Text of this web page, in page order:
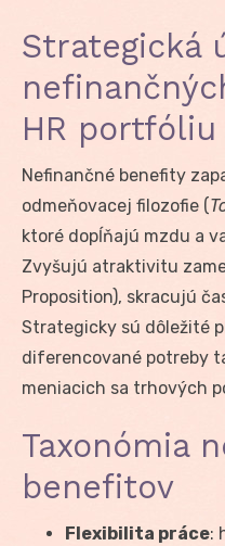
Strategická
HR portfóliu
Nefinančné benefity
odmeňovacej filozofie (
ktoré dopĺňajú mzdu a
Zvyšujú atraktivitu
Proposition), skracujú
Strategicky sú dôležité
diferencované potreby
meniacich sa trhových
Taxonómia
benefitov
Flexibilita práce: